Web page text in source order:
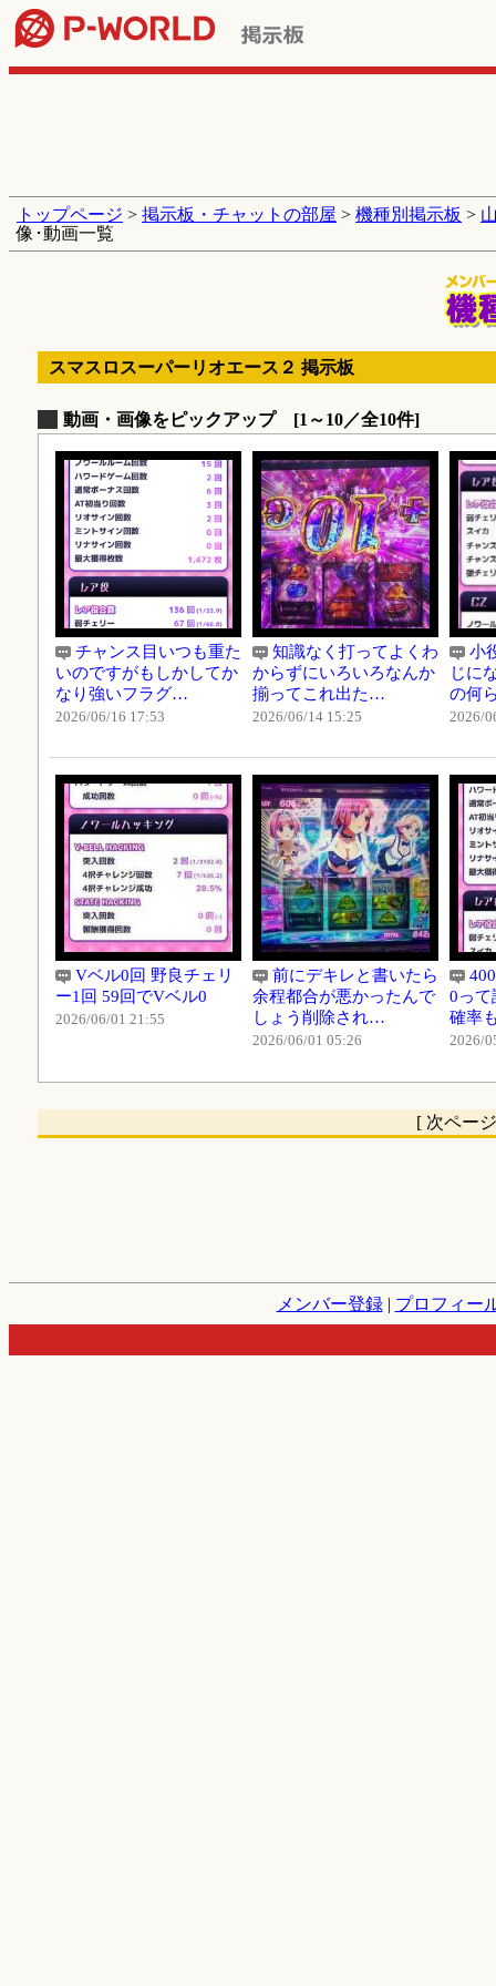
トップページ > 掲示板・チャットの部屋 > 機種別掲示板 >
像･動画一覧
スマスロスーパーリオエース２ 掲示板
動画・画像をピックアップ [1～10／全10件]
チャンス目いつも重た
いのですがもしかしてか
なり強いフラグ…
2026/06/16 17:53
知識なく打ってよくわ
からずにいろいろなんか
揃ってこれ出た…
2026/06/14 15:25
小
じに
の何
2026/
Vベル0回 野良チェリ
ー1回 59回でVベル0
2026/06/01 21:55
前にデキレと書いたら
余程都合が悪かったんで
しょう削除され…
2026/06/01 05:26
0って
確率
2026/
[ 次ペ
メンバー登録| プロフィー